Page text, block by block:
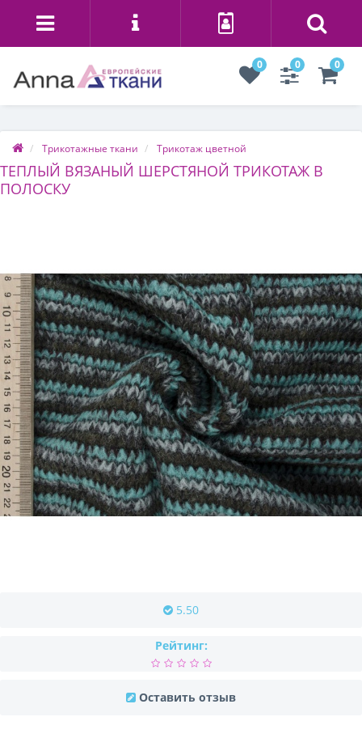
0 0 0
Трикотажные ткани Трикотаж цветной
ТЕПЛЫЙ ВЯЗАНЫЙ ШЕРСТЯНОЙ ТРИКОТАЖ В
ПОЛОСКУ
5.50
Рейтинг:
Оставить отзыв